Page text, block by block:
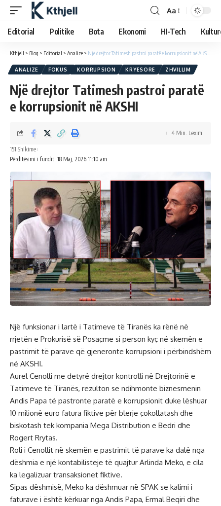
Aa
Editorial Politike Bota Ekonomi HI-Tech
Kthjell > Blog > Editorial > Analize > Një drejtor Tatimesh pastroi paratë e korrupsionit në AKSHI
ANALIZE FOKUS KORRUPSION KRYESORE ZHVILLIM
Një drejtor Tatimesh pastroi paratë
e korrupsionit në AKSHI
Përditësimi i fundit: 18 Maj, 2026 11:10 am
151 Shikime
4 Min. Leximi
Një funksionar i lartë i Tatimeve të Tiranës ka rënë në
rrjetën e Prokurisë së Posaçme si person kyç në skemën e
pastrimit të parave që gjeneronte korrupsioni i përbindshëm
në AKSHI.
Aurel Cenolli me detyrë drejtor kontrolli në Drejtorinë e
Tatimeve të Tiranës, rezulton se ndihmonte biznesmenin
Andis Papa të pastronte paratë e korrupsionit duke lëshuar
10 milionë euro fatura fiktive për blerje çokollatash dhe
biskotash tek kompania Mega Distribution e Bedri dhe
Rogert Rrytas.
Roli i Cenollit në skemën e pastrimit të parave ka dalë nga
dëshmia e një kontabilisteje të quajtur Arlinda Meko, e cila
ka legalizuar transaksionet fiktive.
Sipas dëshmisë, Meko ka dëshmuar në SPAK se kalimi i
faturave i është kërkuar nga Andis Papa, Ermal Beqiri dhe